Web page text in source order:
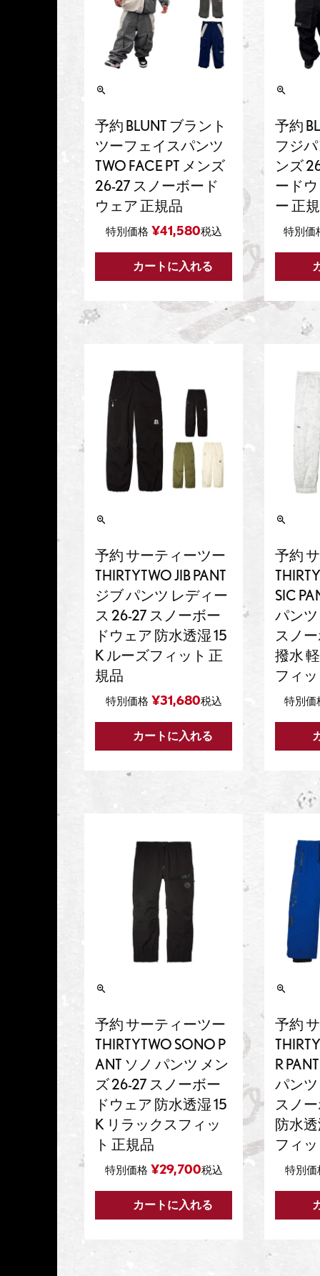
予約 BLUNT ブラント
ツーフェイスパンツ
TWO FACE PT メンズ
26-27 スノーボード
ウェア 正規品
特別価格 ¥41,580税込
カートに入れる
予約
フジパ
ンズ
ード
ー 正
特別価
予約 サーティーツー
THIRTYTWO JIB PANT
ジブ パンツ レディー
ス 26-27 スノーボー
ドウェア 防水透湿 15
K ルーズフィット 正
規品
特別価格 ¥31,680税込
カートに入れる
予約
SIC
パン
スノ
撥水
フィ
特別価
予約 サーティーツー
THIRTYTWO SONO P
ANT ソノ パンツ メン
ズ 26-27 スノーボー
ドウェア 防水透湿 15
K リラックスフィッ
ト 正規品
特別価格 ¥29,700税込
カートに入れる
予約
R
パン
スノ
防水
フィ
特別価